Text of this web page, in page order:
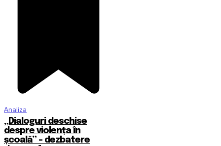
Analiza
„Dialoguri deschise
despre violența în
școală” – dezbatere